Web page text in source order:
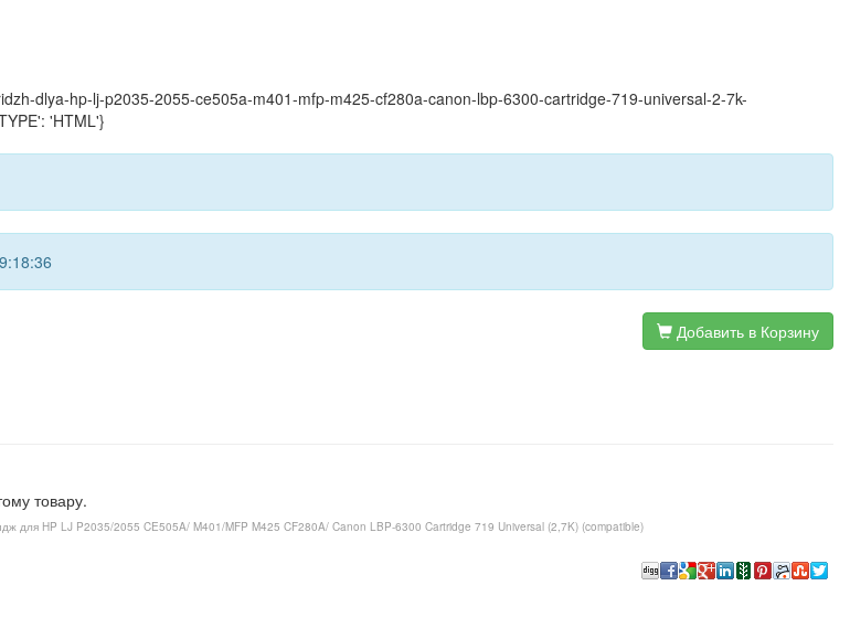
dlya-hp-lj-p2035-2055-ce505a-m401-mfp-m425-cf280a-canon-lbp-6300-cartridge-719-universal-2-7k-
'HTML'}
Добавить в Корзину
товару.
для HP LJ P2035/2055 CE505A/ M401/MFP M425 CF280A/ Canon LBP-6300 Cartridge 719 Universal (2,7K) (compatible)